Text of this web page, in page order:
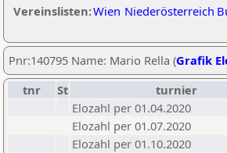
Vereinslisten:Wien Niederösterreich
Pnr:140795 Name: Mario Rella (Grafik
tnr
St turnier
Elozahl per 01.04.2020
Elozahl per 01.07.2020
Elozahl per 01.10.2020